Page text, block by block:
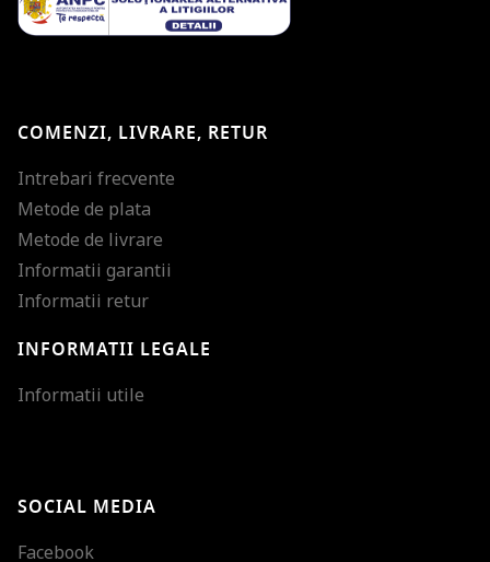
COMENZI, LIVRARE, RETUR
Intrebari frecvente
Metode de plata
Metode de livrare
Informatii garantii
Informatii retur
INFORMATII LEGALE
Informatii utile
SOCIAL MEDIA
Facebook